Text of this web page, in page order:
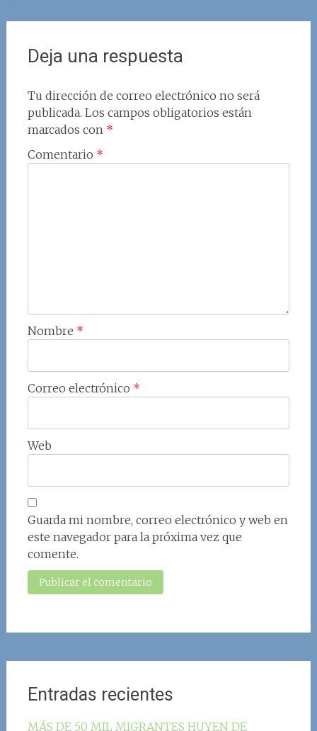
Deja una respuesta
Tu dirección de correo electrónico no será
publicada. Los campos obligatorios están
marcados con *
Comentario *
Nombre *
Correo electrónico *
Web
Guarda mi nombre, correo electrónico y web en
este navegador para la próxima vez que
comente.
Entradas recientes
MÁS DE 50 MIL MIGRANTES HUYEN DE